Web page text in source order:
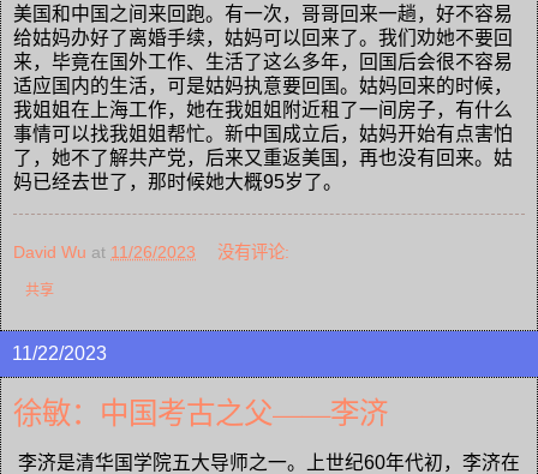
美国和中国之间来回跑。有一次，哥哥回来一趟，好不容易
给姑妈办好了离婚手续，姑妈可以回来了。我们劝她不要回
来，毕竟在国外工作、生活了这么多年，回国后会很不容易
适应国内的生活，可是姑妈执意要回国。姑妈回来的时候，
我姐姐在上海工作，她在我姐姐附近租了一间房子，有什么
事情可以找我姐姐帮忙。新中国成立后，姑妈开始有点害怕
了，她不了解共产党，后来又重返美国，再也没有回来。姑
妈已经去世了，那时候她大概95岁了。
David Wu at 11/26/2023 没有评论:
共享
11/22/2023
徐敏：中国考古之父——李济
李济是清华国学院五大导师之一。上世纪60年代初，李济在